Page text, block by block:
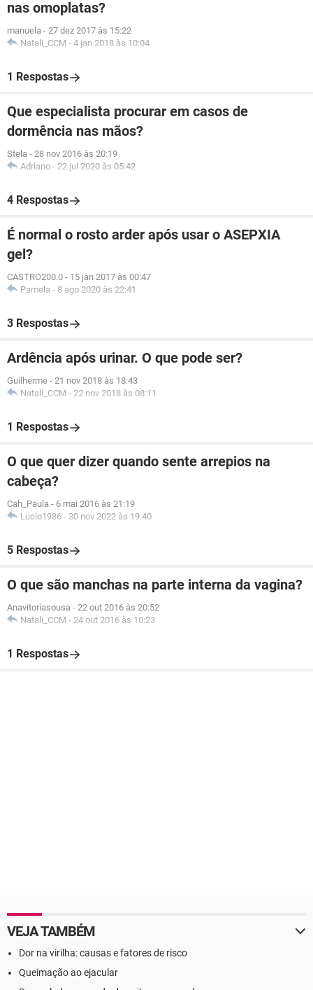
nas omoplatas?
manuela - 27 dez 2017 às 15:22
Natali_CCM - 4 jan 2018 às 10:04
1 Respostas
Que especialista procurar em casos de
dormência nas mãos?
Stela - 28 nov 2016 às 20:19
Adriano - 22 jul 2020 às 05:42
4 Respostas
É normal o rosto arder após usar o ASEPXIA
gel?
CASTRO200.0 - 15 jan 2017 às 00:47
Pamela - 8 ago 2020 às 22:41
3 Respostas
Ardência após urinar. O que pode ser?
Guilherme - 21 nov 2018 às 18:43
Natali_CCM - 22 nov 2018 às 08:11
1 Respostas
O que quer dizer quando sente arrepios na
cabeça?
Cah_Paula - 6 mai 2016 às 21:19
Lucio1986 - 30 nov 2022 às 19:40
5 Respostas
O que são manchas na parte interna da vagina?
Anavitoriasousa - 22 out 2016 às 20:52
Natali_CCM - 24 out 2016 às 10:23
1 Respostas
VEJA TAMBÉM
Dor na virilha: causas e fatores de risco
Queimação ao ejacular